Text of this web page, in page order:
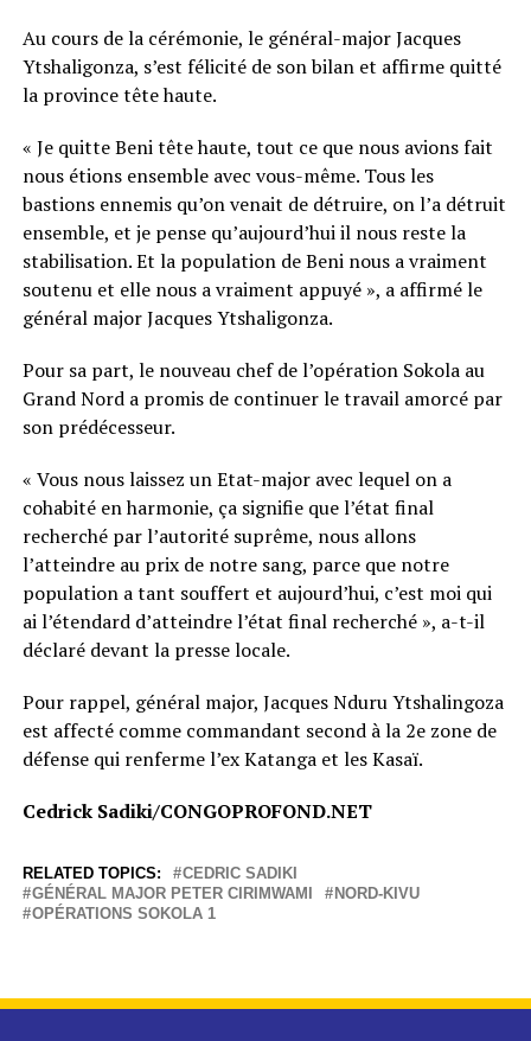
Au cours de la cérémonie, le général-major Jacques
Ytshaligonza, s’est félicité de son bilan et affirme quitté
la province tête haute.
« Je quitte Beni tête haute, tout ce que nous avions fait
nous étions ensemble avec vous-même. Tous les
bastions ennemis qu’on venait de détruire, on l’a détruit
ensemble, et je pense qu’aujourd’hui il nous reste la
stabilisation. Et la population de Beni nous a vraiment
soutenu et elle nous a vraiment appuyé », a affirmé le
général major Jacques Ytshaligonza.
Pour sa part, le nouveau chef de l’opération Sokola au
Grand Nord a promis de continuer le travail amorcé par
son prédécesseur.
« Vous nous laissez un Etat-major avec lequel on a
cohabité en harmonie, ça signifie que l’état final
recherché par l’autorité suprême, nous allons
l’atteindre au prix de notre sang, parce que notre
population a tant souffert et aujourd’hui, c’est moi qui
ai l’étendard d’atteindre l’état final recherché », a-t-il
déclaré devant la presse locale.
Pour rappel, général major, Jacques Nduru Ytshalingoza
est affecté comme commandant second à la 2e zone de
défense qui renferme l’ex Katanga et les Kasaï.
Cedrick Sadiki/CONGOPROFOND.NET
RELATED TOPICS:
CEDRIC SADIKI
GÉNÉRAL MAJOR PETER CIRIMWAMI
NORD-KIVU
OPÉRATIONS SOKOLA 1